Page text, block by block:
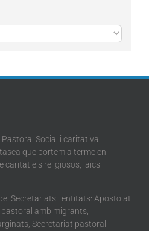
Pastoral Social i caritativa
que portem a terme en
caritat els religiosos, laics i
Secretariats i entitats: Apostolat
amb migrants,
Secretariat pastoral